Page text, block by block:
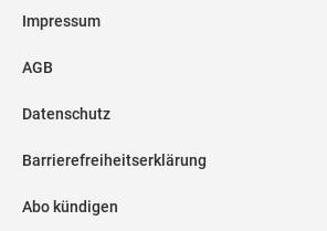
Impressum
AGB
Datenschutz
Barrierefreiheitserklärung
Abo kündigen